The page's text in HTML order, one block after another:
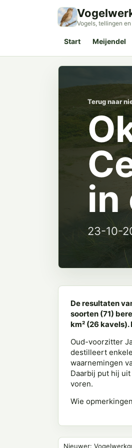
Vogels, tellingen
Start Meijendel
Terug naar
in
23-10-
De resultaten
soorten (71)
km² (26
Oud-voorzitter
destilleert
waarnemingen
Daarbij put hij
voren.
Wie
Nieuwer: